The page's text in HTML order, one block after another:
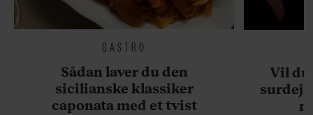
GASTRO
Sådan laver du den
sicilianske klassiker
caponata med et tvist
Vil du